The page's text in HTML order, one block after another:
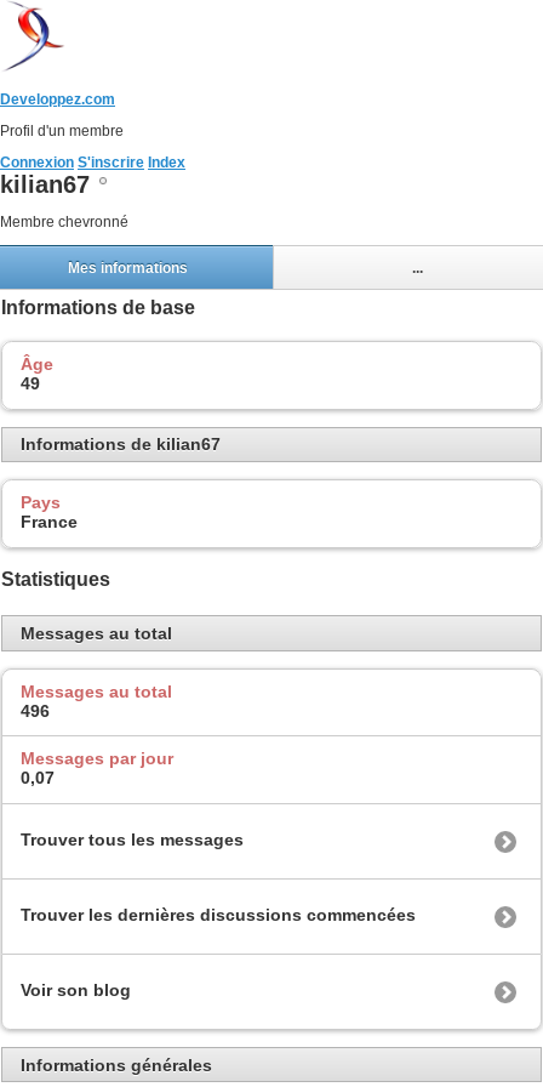
Developpez.com
Profil d'un membre
Connexion S'inscrire Index
kilian67
Membre chevronné
Mes informations ...
Informations de base
Âge
49
Informations de kilian67
Pays
France
Statistiques
Messages au total
Messages au total
496
Messages par jour
0,07
Trouver tous les messages
Trouver les dernières discussions commencées
Voir son blog
Informations générales